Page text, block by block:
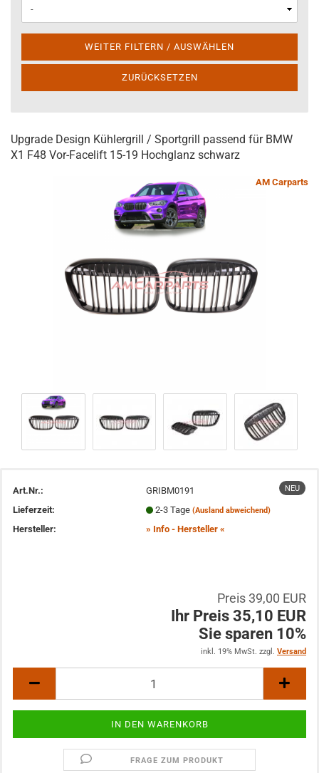
WEITER FILTERN / AUSWÄHLEN
ZURÜCKSETZEN
Upgrade Design Kühlergrill / Sportgrill passend für BMW
X1 F48 Vor-Facelift 15-19 Hochglanz schwarz
AM Carparts
NEU
Art.Nr.:
GRIBM0191
Lieferzeit:
2-3 Tage (Ausland abweichend)
Hersteller: » Info - Hersteller «
Preis 39,00 EUR
Ihr Preis 35,10 EUR
Sie sparen 10%
inkl. 19% MwSt. zzgl. Versand
FRAGE ZUM PRODUKT